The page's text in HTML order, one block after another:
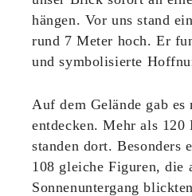
hängen. Vor uns stand
rund 7 Meter hoch. Er
und symbolisierte
Auf dem Gelände gab
entdecken. Mehr als 120
standen dort. Besonders
108 gleiche Figuren, die
Sonnenuntergang